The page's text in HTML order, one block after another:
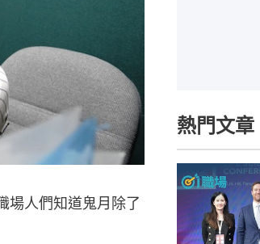
場人們知道鬼月除了
熱門文章